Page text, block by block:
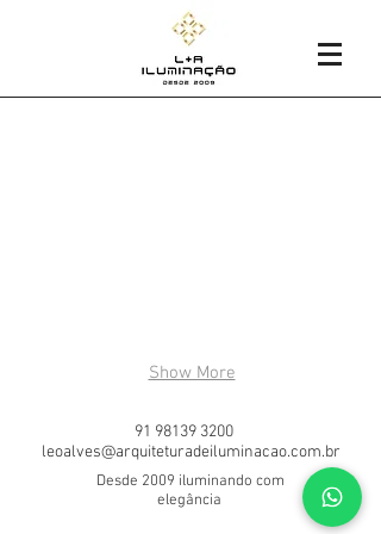
Show More
Desde 2009 iluminando com
elegância
91 98139 3200
leoalves@arquiteturadeiluminacao.com.br